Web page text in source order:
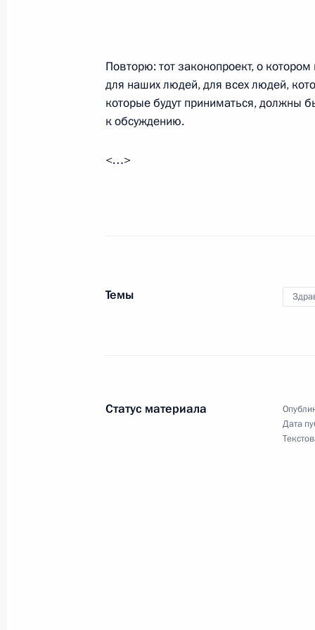
29 июля 2011 года, 17:00 Московская
Дудки
Дмитрий Медведев внёс в
Повторю: тот законопроект, о
для наших людей, для всех людей,
которые будут приниматься,
к обсуждению.
<…>
Темы
Статус материала
Дата